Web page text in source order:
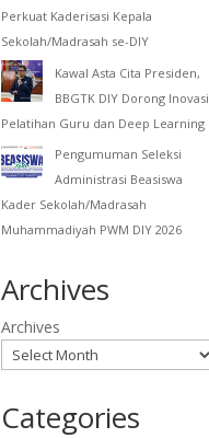
Perkuat Kaderisasi Kepala
Sekolah/Madrasah se-DIY
Kawal Asta Cita Presiden,
BBGTK DIY Dorong Inovasi
Pelatihan Guru dan Deep Learning
Pengumuman Seleksi
Administrasi Beasiswa
Kader Sekolah/Madrasah
Muhammadiyah PWM DIY 2026
Archives
Archives
Categories